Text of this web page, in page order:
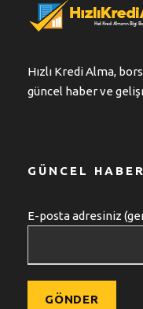
Hızlı Kredi Alma,
güncel haber ve
GÜNCEL
E-posta adresiniz